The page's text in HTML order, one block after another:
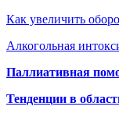
Как увеличить
Алкогольная
Паллиативная
Тенденции в